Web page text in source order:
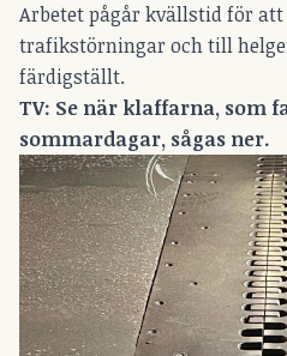
Arbetet pågår kvällstid för
trafikstörningar och till
färdigställt.
TV: Se när klaffarna, som
sommardagar, sågas ner.